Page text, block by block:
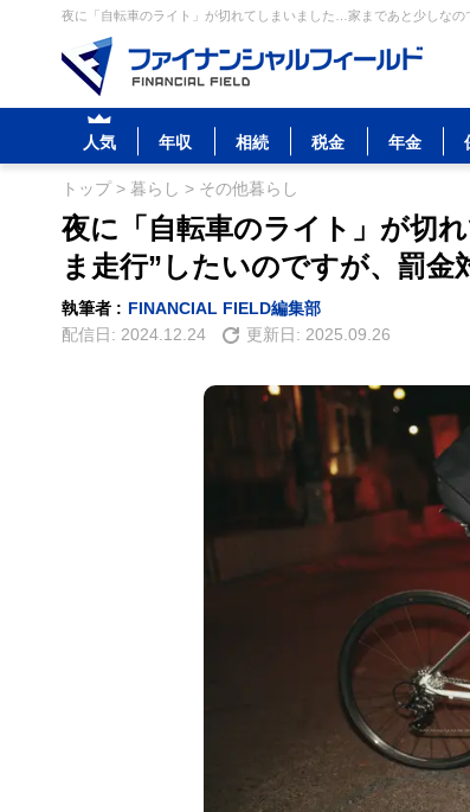
夜に「自転車のライト」が切れてしまいました…家まであと少しな
人気 年収 相続 税金 年金
トップ> 暮らし > その他暮らし
夜に「自転車のライト」が切
ま走行”したいのですが、罰金
執筆者 : FINANCIAL FIELD編集部
配信日: 2024.12.24 更新日: 2025.09.26